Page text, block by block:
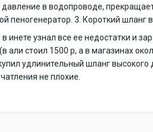
давление в водопроводе,
пеногенератор. 3. Короткий шланг
инете узнал все ее недостатки и
али стоил 1500 р, а в магазинах
удлинительный шланг
не плохие.